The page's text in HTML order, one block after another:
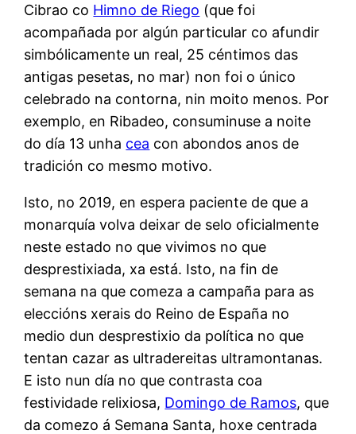
Cibrao co Himno de Riego (que foi
acompañada por algún particular co afundir
simbólicamente un real, 25 céntimos das
antigas pesetas, no mar) non foi o único
celebrado na contorna, nin moito menos. Por
exemplo, en Ribadeo, consuminuse a noite
do día 13 unha cea con abondos anos de
tradición co mesmo motivo.
Isto, no 2019, en espera paciente de que a
monarquía volva deixar de selo oficialmente
neste estado no que vivimos no que
desprestixiada, xa está. Isto, na fin de
semana na que comeza a campaña para as
eleccións xerais do Reino de España no
medio dun desprestixio da política no que
tentan cazar as ultradereitas ultramontanas.
E isto nun día no que contrasta coa
festividade relixiosa, Domingo de Ramos, que
da comezo á Semana Santa, hoxe centrada